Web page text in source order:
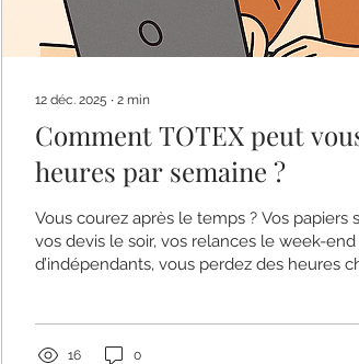
12 déc. 2025 ∙ 2 min
Comment TOTEX peut
heures par semaine ?
Vous courez après le temps ? Vos papiers
vos devis le soir, vos relances le week-
d’indépendants, vous perdez des heures
16 0